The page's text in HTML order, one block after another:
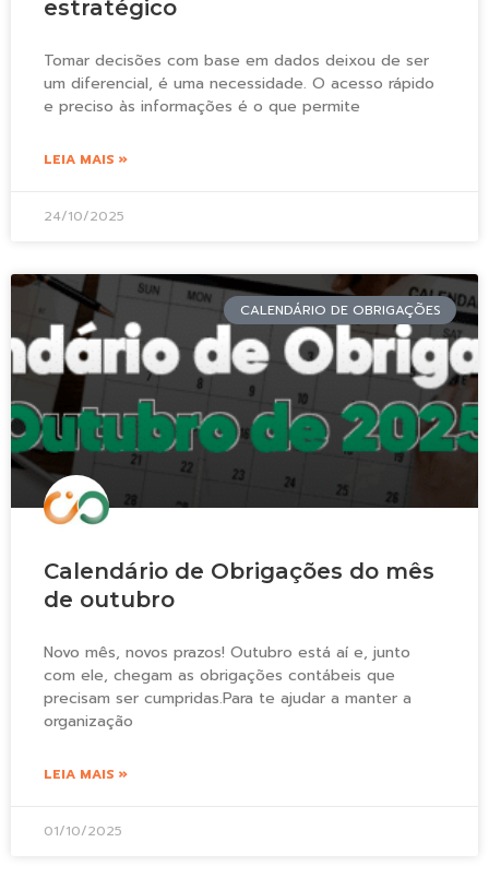
estratégico
Tomar decisões com base em dados deixou de ser
um diferencial, é uma necessidade. O acesso rápido
e preciso às informações é o que permite
LEIA MAIS »
24/10/2025
CALENDÁRIO DE OBRIGAÇÕES
Calendário de Obrigações do mês
de outubro
Novo mês, novos prazos! Outubro está aí e, junto
com ele, chegam as obrigações contábeis que
precisam ser cumpridas.Para te ajudar a manter a
organização
LEIA MAIS »
01/10/2025